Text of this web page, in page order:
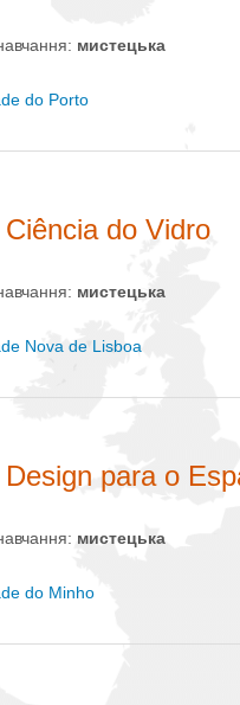
мистецькa
do Porto
do Vidro
мистецькa
Nova de Lisboa
para o
мистецькa
do Minho